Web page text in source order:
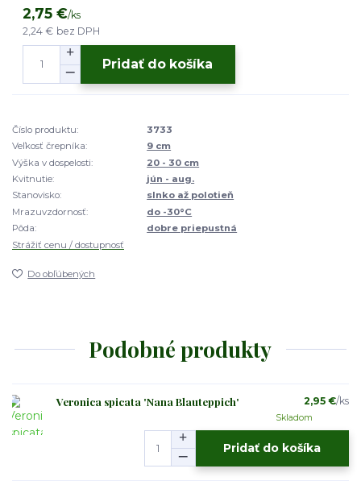
2,75 €/ks
2,24 € bez DPH
Pridať do košíka
Číslo produktu:
3733
Veľkosť črepníka:
9 cm
Výška v dospelosti:
20 - 30 cm
Kvitnutie:
jún - aug.
Stanovisko:
slnko až polotieň
Mrazuvzdornosť:
do -30°C
Pôda:
dobre priepustná
Strážiť cenu / dostupnosť
Do obľúbených
Podobné produkty
Veronica spicata 'Nana Blauteppich' 2,95 €/ks
Skladom
Pridať do košíka